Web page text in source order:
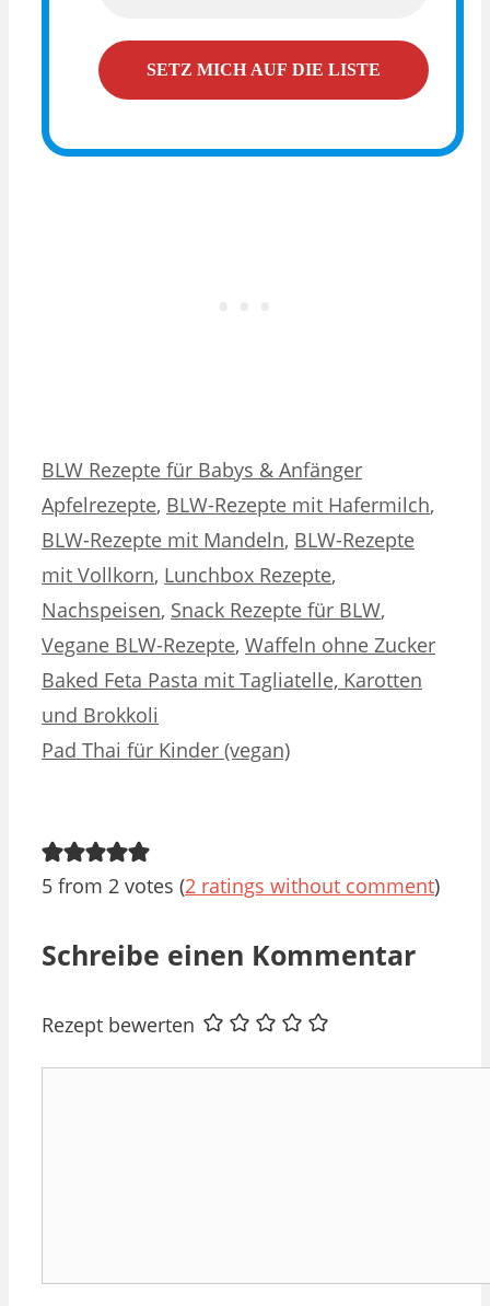
Kategorien
BLW Rezepte für Babys & AnfängerSchlagwörter
Apfelrezepte, BLW-Rezepte mit Hafermilch,
BLW-Rezepte mit Mandeln, BLW-Rezepte
mit Vollkorn, Lunchbox Rezepte,
Nachspeisen, Snack Rezepte für BLW,
Vegane BLW-Rezepte, Waffeln ohne Zucker
Baked Feta Pasta mit Tagliatelle, Karotten
und Brokkoli
Pad Thai für Kinder (vegan)
5 from 2 votes (2 ratings without comment)
Schreibe einen Kommentar
Rezept bewerten